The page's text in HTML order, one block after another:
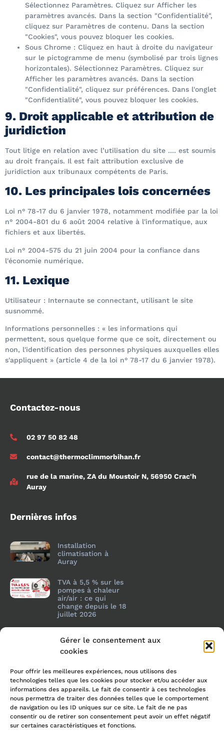
Gérer le consentement aux
cookies
Pour offrir les meilleures expériences, nous utilisons des
technologies telles que les cookies pour stocker et/ou accéder aux
informations des appareils. Le fait de consentir à ces technologies
nous permettra de traiter des données telles que le comportement
de navigation ou les ID uniques sur ce site. Le fait de ne pas
consentir ou de retirer son consentement peut avoir un effet négatif
sur certaines caractéristiques et fonctions.
Sélectionnez Paramètres. Cliquez sur Afficher les
paramètres avancés. Dans la section "Confidentialité",
cliquez sur Paramètres de contenu. Dans la section
"Cookies", vous pouvez bloquer les cookies.
Sous Chrome : Cliquez en haut à droite du navigateur
sur le pictogramme de menu (symbolisé par trois lignes
horizontales). Sélectionnez Paramètres. Cliquez sur
Afficher les paramètres avancés. Dans la section
"Confidentialité", cliquez sur préférences. Dans l'onglet
"Confidentialité", vous pouvez bloquer les cookies.
9. Droit applicable et attribution de
juridiction
Tout litige en relation avec l’utilisation du site .... est soumis
au droit français. Il est fait attribution exclusive de
juridiction aux tribunaux compétents de Paris.
10. Les principales lois concernées
Loi n° 78-17 du 6 janvier 1978, notamment modifiée par la loi
n° 2004-801 du 6 août 2004 relative à l'informatique, aux
fichiers et aux libertés.
Loi n° 2004-575 du 21 juin 2004 pour la confiance dans
l'économie numérique.
11. Lexique
Utilisateur : Internaute se connectant, utilisant le site
susnommé.
Informations personnelles : « les informations qui
permettent, sous quelque forme que ce soit, directement ou
non, l'identification des personnes physiques auxquelles elles
s'appliquent » (article 4 de la loi n° 78-17 du 6 janvier 1978).
Contactez-nous
02 97 50 82 48
contact@thermoclimmorbihan.fr
rue de la marine, ZA du Moustoir N, 56950 Crac'h
Auray
Dernières infos
Installation
climatisation à
Auray
TVA à 5,5 % sur les
pompes à chaleur
air/air : ce qui
change depuis le 18
juillet 2026